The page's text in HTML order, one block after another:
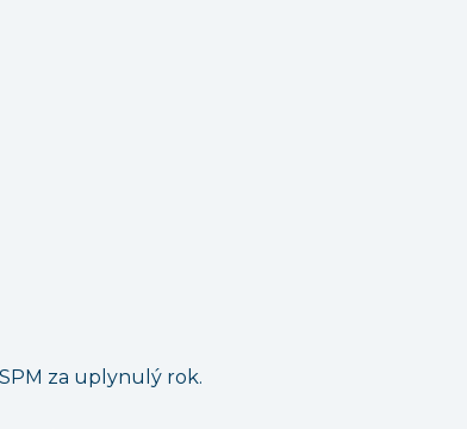
za uplynulý rok.